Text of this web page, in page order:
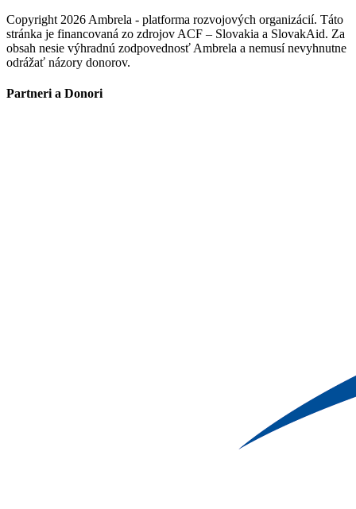
Copyright 2026 Ambrela - platforma rozvojových organizácií. Táto
stránka je financovaná zo zdrojov ACF – Slovakia a SlovakAid. Za
obsah nesie výhradnú zodpovednosť Ambrela a nemusí nevyhnutne
odrážať názory donorov.
Partneri a Donori